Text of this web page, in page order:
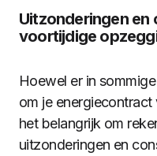
Uitzonderingen en
voortijdige
Hoewel er in
om je
het belangrijk om
uitzonderingen en